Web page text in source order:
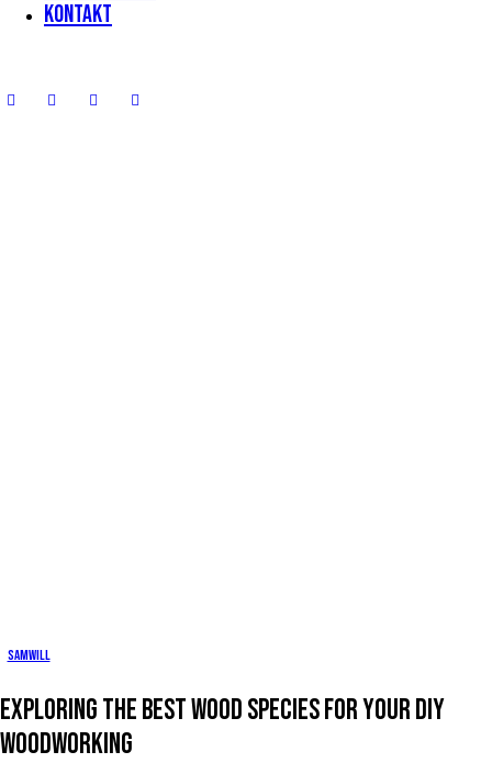
Kontakt
Samwill
EXPLORING THE BEST WOOD SPECIES FOR YOUR DIY
WOODWORKING